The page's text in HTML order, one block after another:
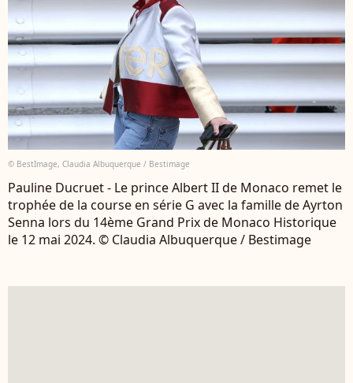
© BestImage, Claudia Albuquerque / Bestimage
Pauline Ducruet - Le prince Albert II de Monaco remet le
trophée de la course en série G avec la famille de Ayrton
Senna lors du 14ème Grand Prix de Monaco Historique
le 12 mai 2024. © Claudia Albuquerque / Bestimage